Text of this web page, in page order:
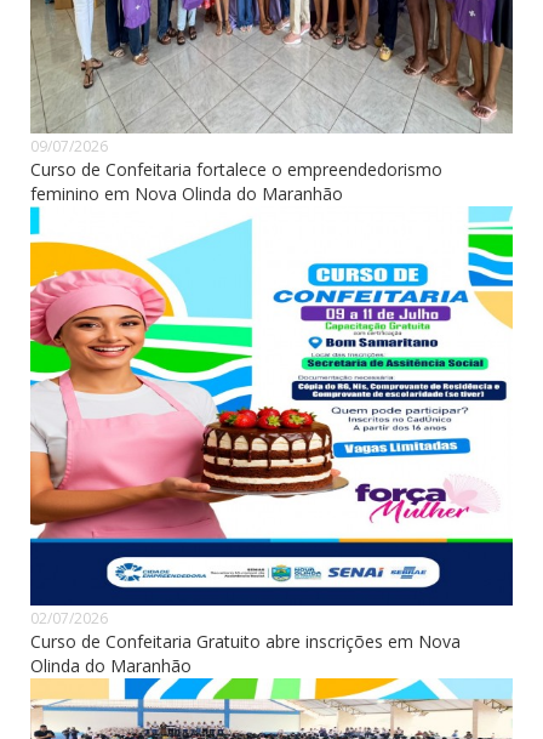
09/07/2026
Curso de Confeitaria fortalece o empreendedorismo
feminino em Nova Olinda do Maranhão
02/07/2026
Curso de Confeitaria Gratuito abre inscrições em Nova
Olinda do Maranhão